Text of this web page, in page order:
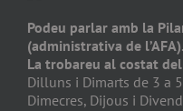
Podeu parlar amb la
(administrativa de l’AFA).
La trobareu al costat
Dilluns i Dimarts de 3 a
Dimecres, Dijous i